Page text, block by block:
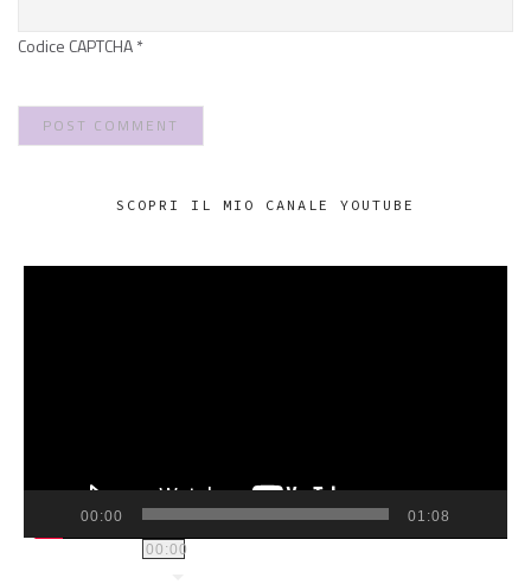
Codice CAPTCHA*
SCOPRI IL MIO CANALE YOUTUBE
VIDEO
00:00
00:00
01:08